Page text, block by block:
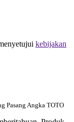
kebijakan